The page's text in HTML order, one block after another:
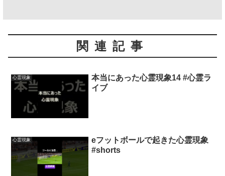
関連記事
心霊現象
本当にあった心霊現象14 #心霊ラ
イブ
心霊現象
eフットボールで起きた心霊現象
#shorts